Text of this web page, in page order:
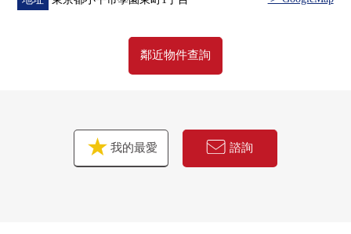
首先，在免付費專線，請命令擁有房地產的概要。
"免費評估的申請"是免付費專線0120-323-620
鄰近物件查詢
我的最愛 諮詢